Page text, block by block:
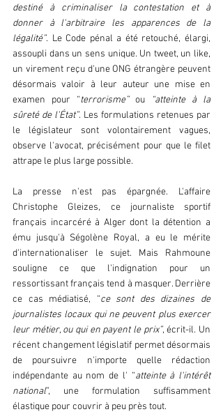
destiné à criminaliser la contestation et à
donner à l'arbitraire les apparences de la
légalité”. Le Code pénal a été retouché, élargi,
assoupli dans un sens unique. Un tweet, un like,
un virement reçu d'une ONG étrangère peuvent
désormais valoir à leur auteur une mise en
examen pour “terrorisme” ou
“atteinte à la
sûreté de l'État”. Les formulations retenues par
le législateur sont volontairement vagues,
observe l'avocat, précisément pour que le filet
attrape le plus large possible.
La presse n'est pas épargnée. L'affaire
Christophe Gleizes, ce journaliste sportif
français incarcéré à Alger dont la détention a
ému jusqu'à Ségolène Royal, a eu le mérite
d'internationaliser le sujet. Mais Rahmoune
souligne ce que l'indignation pour un
ressortissant français tend à masquer. Derrière
ce cas médiatisé, “ce sont des dizaines de
journalistes locaux qui ne peuvent plus exercer
leur métier, ou qui en payent le prix”, écrit-il. Un
récent changement législatif permet désormais
de poursuivre n'importe quelle rédaction
indépendante au nom de l' “atteinte à l'intérêt
national”, une formulation suffisamment
élastique pour couvrir à peu près tout.